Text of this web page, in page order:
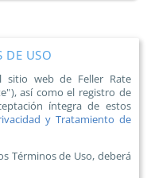
DE USO
sitio web de Feller Rate
así como el registro de
íntegra de estos
y Tratamiento de
Términos de Uso, deberá